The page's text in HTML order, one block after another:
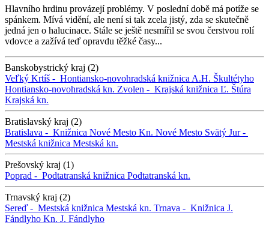
Hlavního hrdinu provázejí problémy. V poslední době má potíže se
spánkem. Mívá vidění, ale není si tak zcela jistý, zda se skutečně
jedná jen o halucinace. Stále se ještě nesmířil se svou čerstvou rolí
vdovce a zažívá teď opravdu těžké časy...
Banskobystrický kraj (2)
Veľký Krtíš - Hontiansko-novohradská knižnica A.H. Škultétyho
Hontiansko-novohradská kn. Zvolen - Krajská knižnica Ľ. Štúra
Krajská kn.
Bratislavský kraj (2)
Bratislava - Knižnica Nové Mesto Kn. Nové Mesto Svätý Jur -
Mestská knižnica Mestská kn.
Prešovský kraj (1)
Poprad - Podtatranská knižnica Podtatranská kn.
Trnavský kraj (2)
Sereď - Mestská knižnica Mestská kn. Trnava - Knižnica J.
Fándlyho Kn. J. Fándlyho